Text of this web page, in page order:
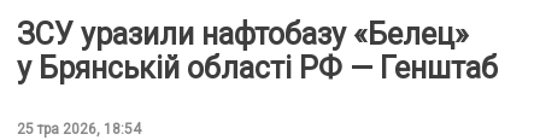
ЗСУ уразили нафтобазу «Белец»
у Брянській області РФ — Генштаб
25 тра 2026, 18:54